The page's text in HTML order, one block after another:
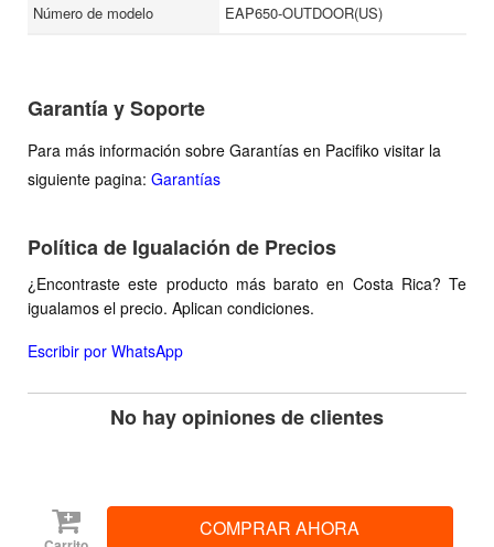
Número de modelo
EAP650-OUTDOOR(US)
Garantía y Soporte
Para más información sobre Garantías en Pacifiko visitar la
siguiente pagina: Garantías
Política de Igualación de Precios
¿Encontraste este producto más barato en Costa Rica? Te
igualamos el precio. Aplican condiciones.
Escribir por WhatsApp
No hay opiniones de clientes